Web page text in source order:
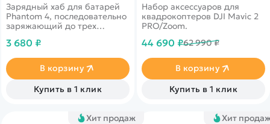
Зарядный хаб для батарей
Phantom 4, последовательно
заряжающий до трех
3 680 ₽
В корзину
Купить в 1 клик
Набор аксессуаров для
квадрокоптеров DJI Mavic 2
PRO/Zoom.
44 690 ₽62 990 ₽
В корзину
Купить в 1 клик
Хит продаж Хит